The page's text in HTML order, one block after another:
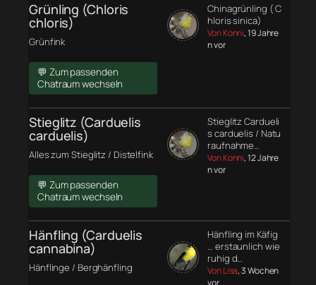
Grünling (Chloris
chloris)
Grünfink
💬 Zum passenden
Chatraum wechseln
Chinagrünling ( C
hloris sinica)
Von Konni, 19 Jahre
n vor
Stieglitz (Carduelis
carduelis)
Alles zum Stieglitz / Distelfink
💬 Zum passenden
Chatraum wechseln
Stieglitz Cardueli
s carduelis / Natu
raufnahme…
Von Konni, 12 Jahre
n vor
Hänfling (Carduelis
cannabina)
Hänflinge / Berghänfling
Hänfling im Käfig
… erstaunlich wie
ruhig d…
Von Lisa, 3 Wochen